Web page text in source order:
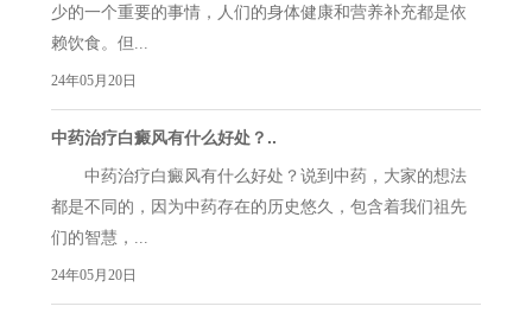
少的一个重要的事情，人们的身体健康和营养补充都是依
赖饮食。但...
24年05月20日
中药治疗白癜风有什么好处？..
中药治疗白癜风有什么好处？说到中药，大家的想法
都是不同的，因为中药存在的历史悠久，包含着我们祖先
们的智慧，...
24年05月20日